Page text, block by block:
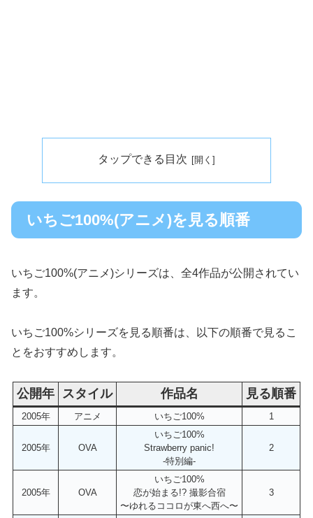
タップできる目次
いちご100%(アニメ)を見る順番
いちご100%(アニメ)シリーズは、全4作品が公開されてい
ます。
いちご100%シリーズを見る順番は、以下の順番で見るこ
とをおすすめします。
公開年 スタイル 作品名 見る順番
2005年 アニメ いちご100% 1
2005年 OVA
いちご100%
Strawberry panic!
-特別編-
2
2005年 OVA
いちご100%
恋が始まる!? 撮影合宿
〜ゆれるココロが東へ西へ〜
3